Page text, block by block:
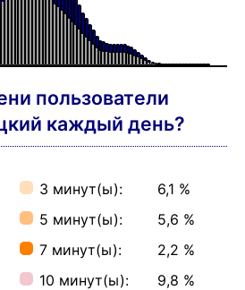
лексики немецкого
тренажером по методу
часов
часа/часов
часов